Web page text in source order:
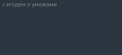
і згоден з умовами